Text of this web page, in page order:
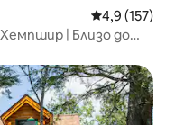
Средна
4,9 (157)
| Близо до